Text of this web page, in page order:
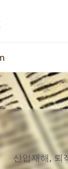
산업재해, 퇴